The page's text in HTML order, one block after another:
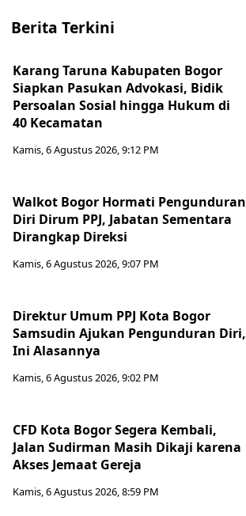
Berita Terkini
Karang Taruna Kabupaten Bogor
Siapkan Pasukan Advokasi, Bidik
Persoalan Sosial hingga Hukum di
40 Kecamatan
Kamis, 6 Agustus 2026, 9:12 PM
Walkot Bogor Hormati Pengunduran
Diri Dirum PPJ, Jabatan Sementara
Dirangkap Direksi
Kamis, 6 Agustus 2026, 9:07 PM
Direktur Umum PPJ Kota Bogor
Samsudin Ajukan Pengunduran Diri,
Ini Alasannya
Kamis, 6 Agustus 2026, 9:02 PM
CFD Kota Bogor Segera Kembali,
Jalan Sudirman Masih Dikaji karena
Akses Jemaat Gereja
Kamis, 6 Agustus 2026, 8:59 PM